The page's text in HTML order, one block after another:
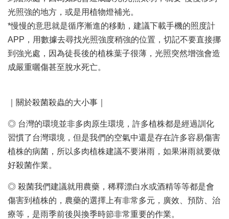
光照強的地方，或是用植物燈補光。
*慢慢的意思就是循序漸進的移動，建議下載手機的照度計
APP，用數據去尋找光照強度稍強的位置，切記不要直接挪
到強光處，因為徒長後的植株葉子很薄，光照突然增強會造
成嚴重曬傷甚至脫水死亡。
｜關於殺菌殺蟲的大小事｜
◎ 台灣的環境並非多肉原生環境，許多植株都是經過訓化
習慣了台灣環境，但是我們的空氣中還是存在許多容易傷害
植株的病菌，所以多肉植株建議不要淋雨，如果淋雨就要做
好殺菌作業。
◎ 殺菌我們建議就用農藥，稀釋漂白水或酒精等等都是會
傷害到植株的，農藥的選擇上有非常多元，廣效、預防、治
療等，是雨季前後與換季時節非常重要的作業。